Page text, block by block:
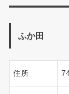
ふか田
住所